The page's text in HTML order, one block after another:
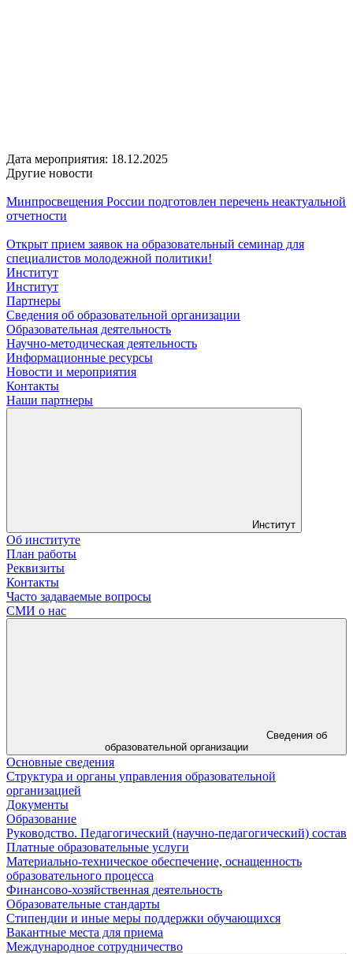
Дата мероприятия: 18.12.2025
Другие новости
Минпросвещения России подготовлен перечень неактуальной
отчетности
Открыт прием заявок на образовательный семинар для
специалистов молодежной политики!
Институт
Институт
Партнеры
Сведения об образовательной организации
Образовательная деятельность
Научно-методическая деятельность
Информационные ресурсы
Новости и мероприятия
Контакты
Наши партнеры
Институт
Об институте
План работы
Реквизиты
Контакты
Часто задаваемые вопросы
СМИ о нас
Сведения об
образовательной организации
Основные сведения
Структура и органы управления образовательной
организацией
Документы
Образование
Руководство. Педагогический (научно-педагогический) состав
Платные образовательные услуги
Материально-техническое обеспечение, оснащенность
образовательного процесса
Финансово-хозяйственная деятельность
Образовательные стандарты
Стипендии и иные меры поддержки обучающихся
Вакантные места для приема
Международное сотрудничество